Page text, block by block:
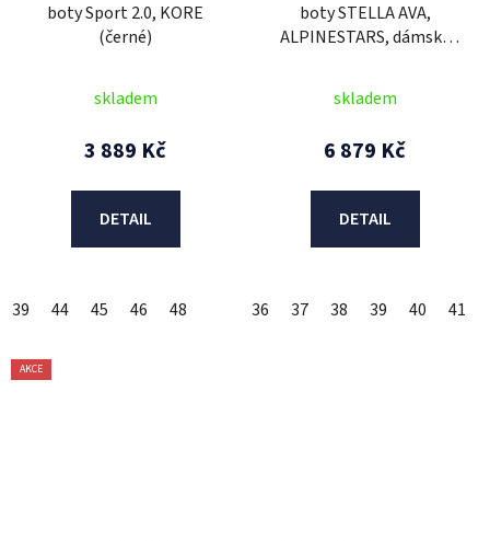
boty Sport 2.0, KORE
(černé)
skladem
3 889 Kč
DETAIL
39 44 45 46 48
boty STELLA AVA,
ALPINESTARS, dámské
skladem
6 879 Kč
DETAIL
36 37 38 39 40 41
AKCE